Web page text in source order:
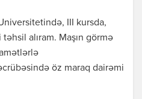
III kursda,
alıram. Maşın görmə
öz maraq dairəmi